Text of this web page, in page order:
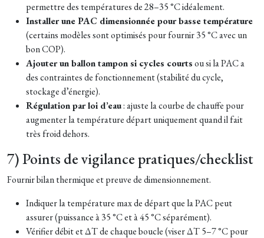
permettre des températures de 28–35 °C idéalement.
Installer une PAC dimensionnée pour basse température
(certains modèles sont optimisés pour fournir 35 °C avec un
bon COP).
Ajouter un ballon tampon si cycles courtsou si la PAC a
des contraintes de fonctionnement (stabilité du cycle,
stockage d’énergie).
Régulation par loi d’eau: ajuste la courbe de chauffe pour
augmenter la température départ uniquement quand il fait
très froid dehors.
7) Points de vigilance pratiques/checklist
Fournir bilan thermique et preuve de dimensionnement.
Indiquer la température max de départ que la PAC peut
assurer (puissance à 35 °C et à 45 °C séparément).
Vérifier débit et ΔT de chaque boucle (viser ΔT 5–7 °C pour